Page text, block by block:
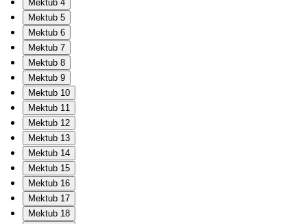
Mektub 4
Mektub 5
Mektub 6
Mektub 7
Mektub 8
Mektub 9
Mektub 10
Mektub 11
Mektub 12
Mektub 13
Mektub 14
Mektub 15
Mektub 16
Mektub 17
Mektub 18